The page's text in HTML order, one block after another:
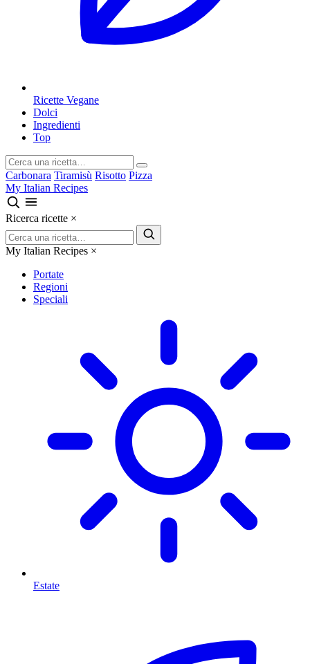
Ricette Vegane
Dolci
Ingredienti
Top
Carbonara Tiramisù Risotto Pizza
My Italian Recipes
Ricerca ricette ×
My Italian Recipes ×
Portate
Regioni
Speciali
Estate